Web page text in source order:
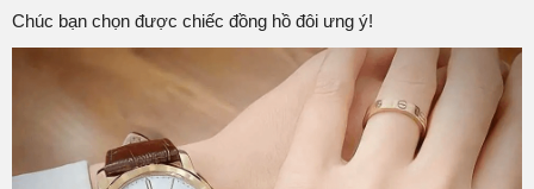
Chúc bạn chọn được chiếc đồng hồ đôi ưng ý!